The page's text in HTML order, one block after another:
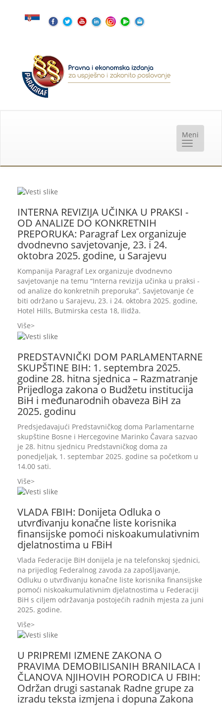
INTERNA REVIZIJA UČINKA U PRAKSI -
OD ANALIZE DO KONKRETNIH
PREPORUKA: Paragraf Lex organizuje
dvodnevno savjetovanje, 23. i 24.
oktobra 2025. godine, u Sarajevu
Kompanija Paragraf Lex organizuje dvodnevno
savjetovanje na temu “Interna revizija učinka u praksi -
od analize do konkretnih preporuka”. Savjetovanje će
biti održano u Sarajevu, 23. i 24. oktobra 2025. godine,
Hotel Hills, Butmirska cesta 18, Ilidža.
Više
PREDSTAVNIČKI DOM PARLAMENTARNE
SKUPŠTINE BIH: 1. septembra 2025.
godine 28. hitna sjednica – Razmatranje
Prijedloga zakona o Budžetu institucija
BiH i međunarodnih obaveza BiH za
2025. godinu
Predsjedavajući Predstavničkog doma Parlamentarne
skupštine Bosne i Hercegovine Marinko Čavara sazvao
je 28. hitnu sjednicu Predstavničkog doma za
ponedjeljak, 1. septembar 2025. godine sa početkom u
14.00 sati.
Više
VLADA FBIH: Donijeta Odluka o
utvrđivanju konačne liste korisnika
finansijske pomoći niskoakumulativnim
djelatnostima u FBiH
Vlada Federacije BiH donijela je na telefonskoj sjednici,
na prijedlog Federalnog zavoda za zapošljavanje,
Odluku o utvrđivanju konačne liste korisnika finansijske
pomoći niskoakumulativnim djelatnostima u Federaciji
BiH s ciljem održavanja postojećih radnih mjesta za juni
2025. godine.
Više
U PRIPREMI IZMENE ZAKONA O
PRAVIMA DEMOBILISANIH BRANILACA I
ČLANOVA NJIHOVIH PORODICA U FBIH:
Održan drugi sastanak Radne grupe za
izradu teksta izmjena i dopuna Zakona